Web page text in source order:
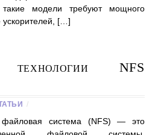
такие модели требуют мощного
ускорителей, […]
технологии NFS
/
файловая система (NFS) — это